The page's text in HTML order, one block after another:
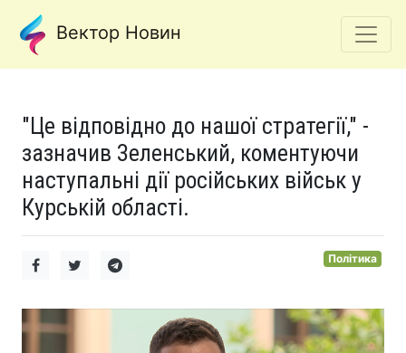
Вектор Новин
"Це відповідно до нашої стратегії," -
зазначив Зеленський, коментуючи
наступальні дії російських військ у
Курській області.
Політика